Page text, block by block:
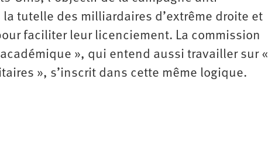
tutelle des milliardaires d’extrême droite et
faciliter leur licenciement. La commission
», qui entend aussi travailler sur «
», s’inscrit dans cette même logique.